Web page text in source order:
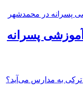
آموزشی پسرانه